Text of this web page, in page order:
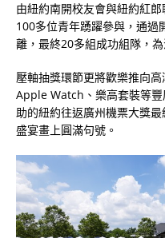
由紐約南開校友會與紐約紅郎
100多位青年踴躍參與，通過
離，最終20多組成功組隊，
壓軸抽獎環節更將歡樂推向高
Apple Watch、樂高套裝等
助的紐約往返廣州機票大獎
盛宴畫上圓滿句號。